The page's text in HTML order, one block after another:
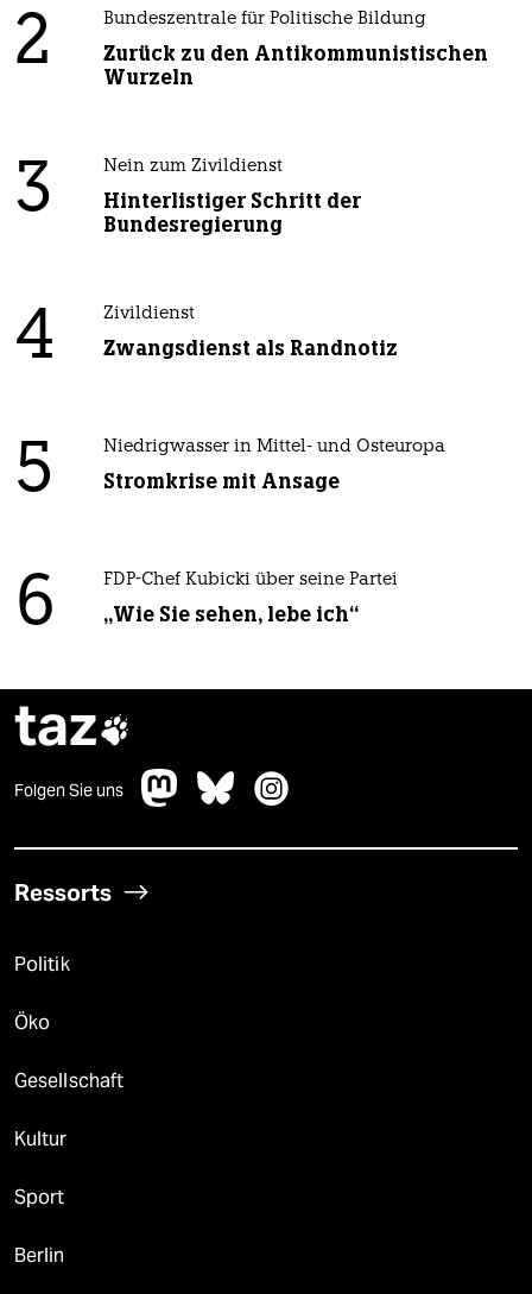
2 Bundeszentrale für Politische Bildung
Zurück zu den Antikommunistischen
Wurzeln
3 Nein zum Zivildienst
Hinterlistiger Schritt der
Bundesregierung
4 Zivildienst
Zwangsdienst als Randnotiz
5 Niedrigwasser in Mittel- und Osteuropa
Stromkrise mit Ansage
6 FDP-Chef Kubicki über seine Partei
„Wie Sie sehen, lebe ich“
taz
Folgen Sie uns
Ressorts
Politik
Öko
Gesellschaft
Kultur
Sport
Berlin